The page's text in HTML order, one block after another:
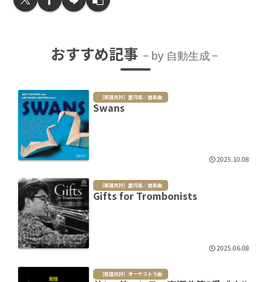
おすすめ記事 by 自動生成
［新譜月評］室内楽／器楽曲
Swans
2025.10.08
［新譜月評］室内楽／器楽曲
Gifts for Trombonists
2025.06.08
［新譜月評］オーケストラ曲